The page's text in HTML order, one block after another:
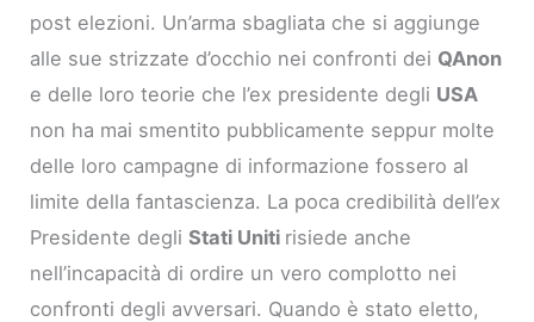
post elezioni. Un’arma sbagliata che si aggiunge
alle sue strizzate d’occhio nei confronti dei QAnon
e delle loro teorie che l’ex presidente degli USA
non ha mai smentito pubblicamente seppur molte
delle loro campagne di informazione fossero al
limite della fantascienza. La poca credibilità dell’ex
Presidente degliStati Uniti risiede anche
nell’incapacità di ordire un vero complotto nei
confronti degli avversari. Quando è stato eletto,